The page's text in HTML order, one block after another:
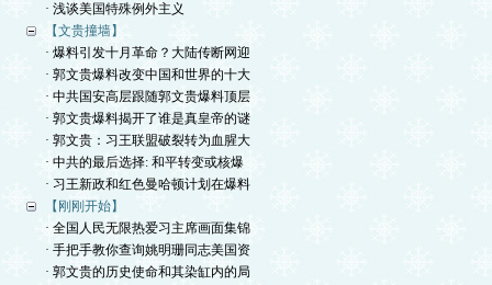
· 浅谈美国特殊例外主义
【文贵撞墙】
· 爆料引发十月革命？大陆传断网迎
· 郭文贵爆料改变中国和世界的十大
· 中共国安高层跟随郭文贵爆料顶层
· 郭文贵爆料揭开了谁是真皇帝的谜
· 郭文贵：习王联盟破裂转为血腥大
· 中共的最后选择: 和平转变或核爆
· 习王新政和红色曼哈顿计划在爆料
【刚刚开始】
· 全国人民无限热爱习主席画面集锦
· 手把手教你查询姚明珊同志美国资
· 郭文贵的历史使命和其染缸内的局